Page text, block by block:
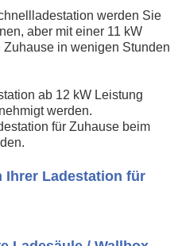
werden Sie
aber mit einer 11 kW
in wenigen Stunden
ab 12 kW Leistung
werden.
für Zuhause beim
Ihrer Ladestation für